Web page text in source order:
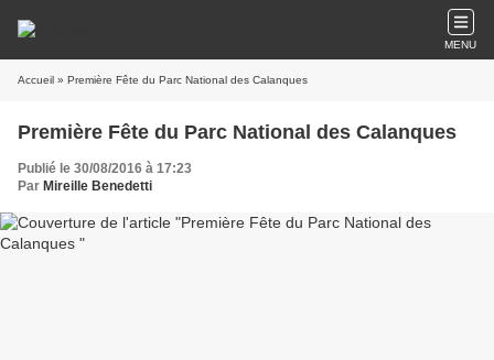
MENU
Accueil » Première Fête du Parc National des Calanques
Première Fête du Parc National des Calanques
Publié le 30/08/2016 à 17:23
Par Mireille Benedetti